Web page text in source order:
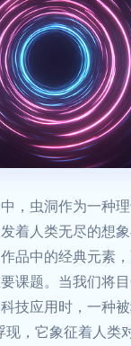
，虫洞作为一种
着人类无尽的想
品中的经典元素
课题。当我们将
技应用时，一种
现，它象征着人类